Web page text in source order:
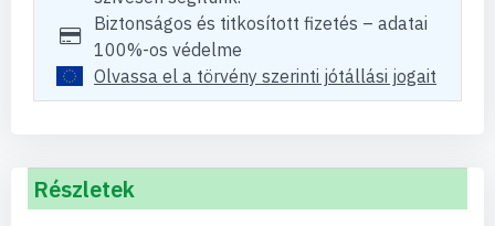
Biztonságos és titkosított fizetés – adatai
100%-os védelme
Olvassa el a törvény szerinti jótállási jogait
Részletek